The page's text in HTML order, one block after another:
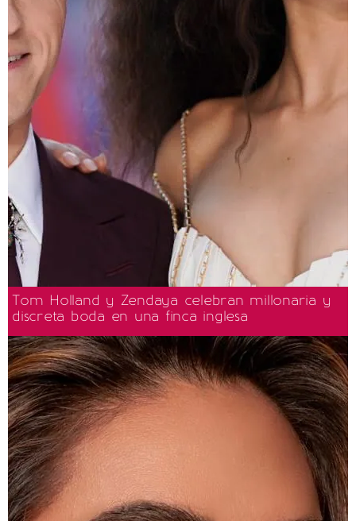
Tom Holland y Zendaya celebran millonaria y
discreta boda en una finca inglesa